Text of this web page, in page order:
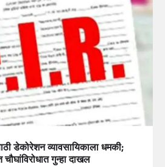
डेकोरेशन व्यावसायिकाला धमकी;
गुन्हा दाखल